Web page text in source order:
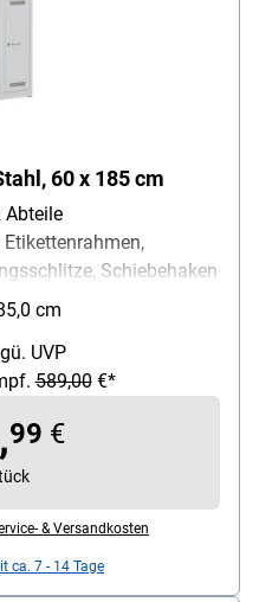
60 x 185 cm
Abteile
Schiebehaken
cm
UVP
589,00€*
99 €
& Versandkosten
ca. 7 - 14 Tage